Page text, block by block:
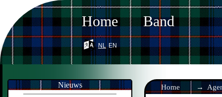
Home Band
nl en
Home
Nieuws